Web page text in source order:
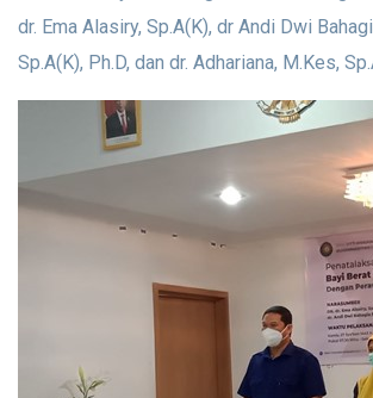
dr. Ema Alasiry, Sp.A(K), dr Andi Dwi
Sp.A(K), Ph.D, dan dr. Adhariana, M.Kes,